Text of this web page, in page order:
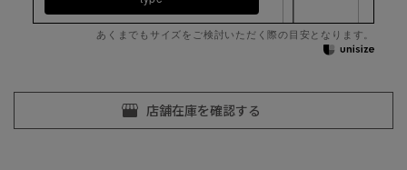
あくまでもサイズをご検討いただく際の目安となります。